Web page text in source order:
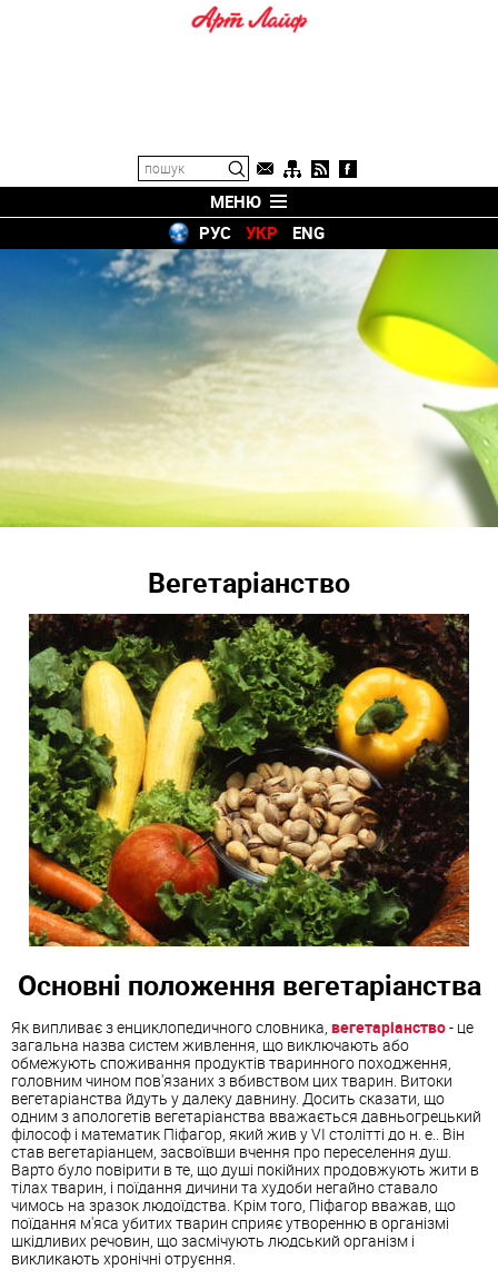
МЕНЮ
РУС
УКР ENG
Вегетаріанство
Основні положення вегетаріанства
Як випливає з енциклопедичного словника, вегетаріанство- це
загальна назва систем живлення, що виключають або
обмежують споживання продуктів тваринного походження,
головним чином пов'язаних з вбивством цих тварин. Витоки
вегетаріанства йдуть у далеку давнину. Досить сказати, що
одним з апологетів вегетаріанства вважається давньогрецький
філософ і математик Піфагор, який жив у VI столітті до н. е.. Він
став вегетаріанцем, засвоївши вчення про переселення душ.
Варто було повірити в те, що душі покійних продовжують жити в
тілах тварин, і поїдання дичини та худоби негайно ставало
чимось на зразок людоїдства. Крім того, Піфагор вважав, що
поїдання м'яса убитих тварин сприяє утворенню в організмі
шкідливих речовин, що засмічують людський організм і
викликають хронічні отруєння.